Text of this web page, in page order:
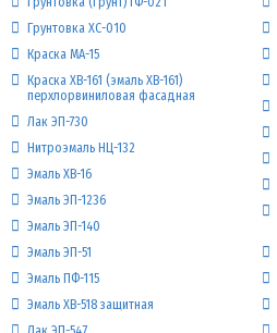
Грунтовка ХС-010
Краска МА-15
Краска ХВ-161 (эмаль ХВ-161)
перхлорвиниловая фасадная
Лак ЭП-730
Нитроэмаль НЦ-132
Эмаль ХВ-16
Эмаль ЭП-1236
Эмаль ЭП-140
Эмаль ЭП-51
Эмаль ПФ-115
Эмаль ХВ-518 защитная